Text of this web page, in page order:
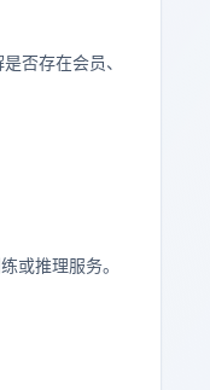
否存在会员、
或推理服务。